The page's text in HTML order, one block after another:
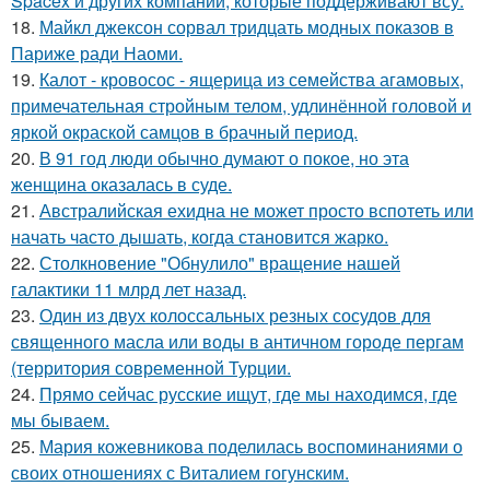
18. Майкл джексон сорвал тридцать модных показов в
Париже ради Наоми.
19. Калот - кровосос - ящерица из семейства агамовых,
примечательная стройным телом, удлинённой головой и
яркой окраской самцов в брачный период.
20. В 91 год люди обычно думают о покое, но эта
женщина оказалась в суде.
21. Австралийская ехидна не может просто вспотеть или
начать часто дышать, когда становится жарко.
22. Столкновение "Обнулило" вращение нашей
галактики 11 млрд лет назад.
23. Один из двух колоссальных резных сосудов для
священного масла или воды в античном городе пергам
(территория современной Турции.
24. Прямо сейчас русские ищут, где мы находимся, где
мы бываем.
25. Мария кожевникова поделилась воспоминаниями о
своих отношениях с Виталием гогунским.